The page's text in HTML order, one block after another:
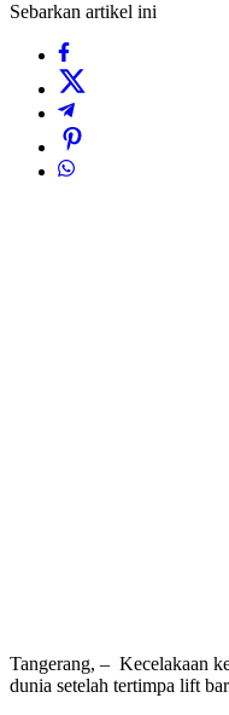
Sebarkan artikel ini
Tangerang, – Kecelakaan
dunia setelah tertimpa lift